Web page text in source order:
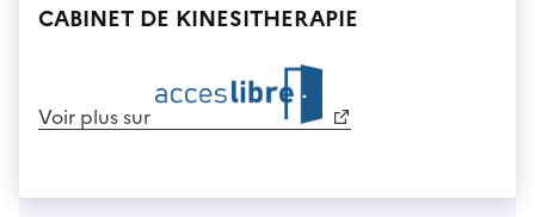
CABINET DE KINESITHERAPIE
Voir plus sur